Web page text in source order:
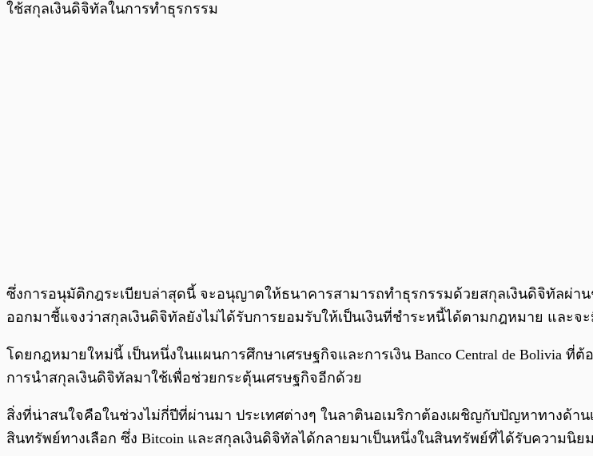
ใช้สกุลเงินดิจิทัลในการทำธุรกรรม
ซึ่งการอนุมัติกฎระเบียบล่าสุดนี้ จะอนุญาตให้ธนาคารสามารถทำธุรกรรมด้วยสกุลเงินดิจิทัลผ่า
ออกมาชี้แจงว่าสกุลเงินดิจิทัลยังไม่ได้รับการยอมรับให้เป็นเงินที่ชำระหนี้ได้ตามกฎหมาย และ
โดยกฎหมายใหม่นี้ เป็นหนึ่งในแผนการศึกษาเศรษฐกิจและการเงิน Banco Central de Bolivia ที่
การนำสกุลเงินดิจิทัลมาใช้เพื่อช่วยกระตุ้นเศรษฐกิจอีกด้วย
สิ่งที่น่าสนใจคือในช่วงไม่กี่ปีที่ผ่านมา ประเทศต่างๆ ในลาตินอเมริกาต้องเผชิญกับปัญหาทางด้า
สินทรัพย์ทางเลือก ซึ่ง Bitcoin และสกุลเงินดิจิทัลได้กลายมาเป็นหนึ่งในสินทรัพย์ที่ได้รับความนิย